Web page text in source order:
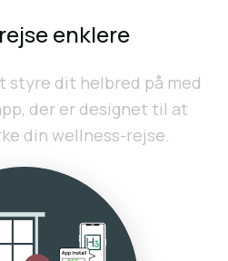
enklere
styre dit helbred på med
der er designet til at
din wellness-rejse.